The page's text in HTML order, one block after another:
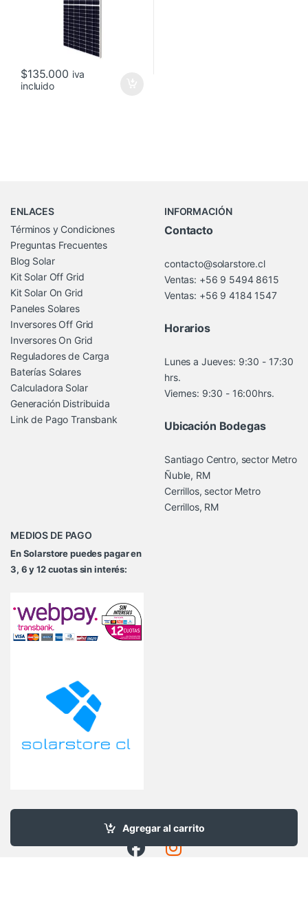
Agregar al carrito
$135.000 iva
incluido
ENLACES
Términos y Condiciones
Preguntas Frecuentes
Blog Solar
Kit Solar Off Grid
Kit Solar On Grid
Paneles Solares
Inversores Off Grid
Inversores On Grid
Reguladores de Carga
Baterías Solares
Calculadora Solar
Generación Distribuida
Link de Pago Transbank
INFORMACIÓN
Contacto
contacto@solarstore.cl
Ventas: +56 9 5494 8615
Ventas: +56 9 4184 1547
Horarios
Lunes a Jueves: 9:30 - 17:30
hrs.
Viernes: 9:30 - 16:00hrs.
Ubicación Bodegas
Santiago Centro, sector Metro
Ñuble, RM
Cerrillos, sector Metro
Cerrillos, RM
MEDIOS DE PAGO
En Solarstore puedes pagar en
3, 6 y 12 cuotas sin interés: